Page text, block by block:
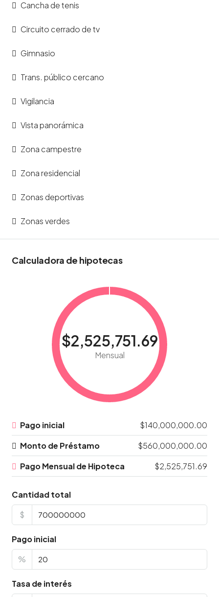
Cancha de tenis
Circuito cerrado de tv
Gimnasio
Trans. público cercano
Vigilancia
Vista panorámica
Zona campestre
Zona residencial
Zonas deportivas
Zonas verdes
Calculadora de hipotecas
$2,525,751.69
Mensual
Pago inicial
$140,000,000.00
Monto de Préstamo
$560,000,000.00
Pago Mensual de Hipoteca
$2,525,751.69
Cantidad total
$
Pago inicial
%
Tasa de interés